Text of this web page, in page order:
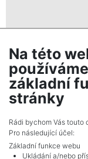
Na této
základní
stránky
Rádi bychom Vás touto
Pro následující účel:
Základní funkce webu
Ukládání a/nebo